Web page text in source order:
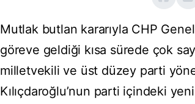
Mutlak butlan kararıyla CHP
göreve geldiği kısa sürede çok
milletvekili ve üst düzey parti
Kılıçdaroğlu’nun parti içindeki